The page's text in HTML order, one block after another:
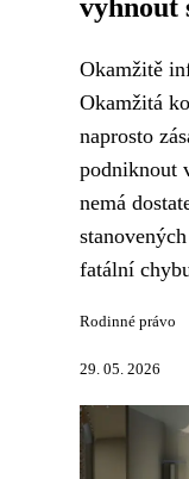
vyhnout
Okamžitě
Okamžitá
naprosto
podniknout
nemá
fatální
Rodinné právo
29. 05. 2026